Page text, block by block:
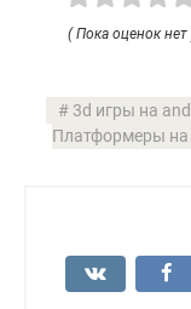
( Пока оценок нет
3d игры на
Платформеры на